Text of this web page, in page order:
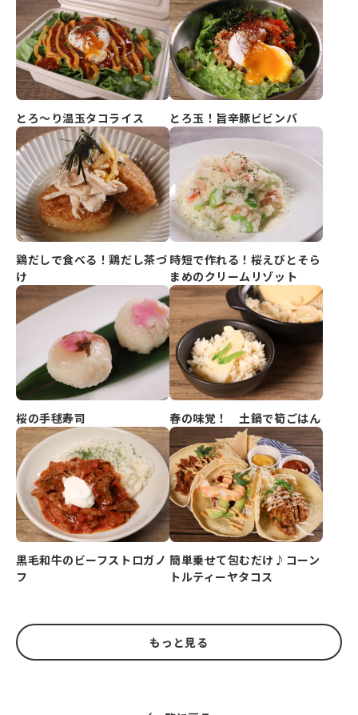
とろ～り温玉タコライス とろ玉！旨辛豚ビビンバ
鶏だしで食べる！鶏だし茶づ
け
時短で作れる！桜えびとそら
まめのクリームリゾット
桜の手毬寿司 春の味覚！ 土鍋で筍ごはん
黒毛和牛のビーフストロガノ
フ
簡単乗せて包むだけ♪コーン
トルティーヤタコス
もっと見る